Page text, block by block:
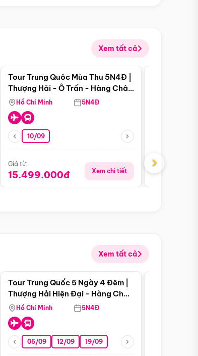
Xem tất cả
Điểm nổi bật
Tour Trung Quôc Mùa Thu 5N4Đ |
Thượng Hải - Ô Trấn - Hàng Châu
(Tour Không Shopping)
Hồ Chí Minh 5N4Đ
10/09
Giá từ:
15.499.000đ Xem chi tiết
Giá từ:
›
Xem tất cả
15/10 29/10
Điểm nổi bật
Tour Trung Quốc 5 Ngày 4 Đêm |
Thượng Hải Hiện Đại - Hàng Châu
Nên Thơ - Ô Trấn Cổ Kính
Hồ Chí Minh 5N4Đ
05/09 12/09 19/09